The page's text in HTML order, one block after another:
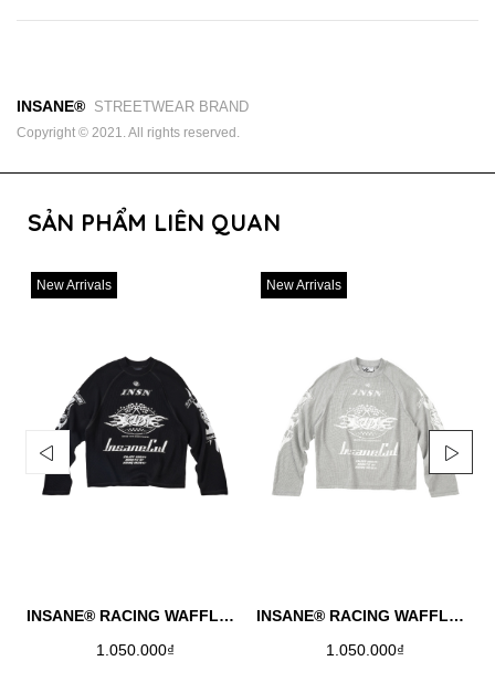
INSANE® STREETWEAR BRAND
Copyright © 2021. All rights reserved.
SẢN PHẨM LIÊN QUAN
New Arrivals
INSANE® RACING WAFFLE LONGSLEEVE - BLACK
1.050.000₫
New Arrivals
INSANE® RACING WAFFLE LONGSLEEVE - MELANGE
1.050.000₫